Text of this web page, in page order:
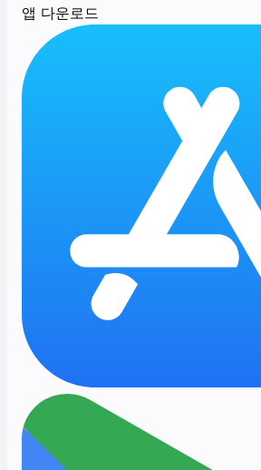
앱 다운로드